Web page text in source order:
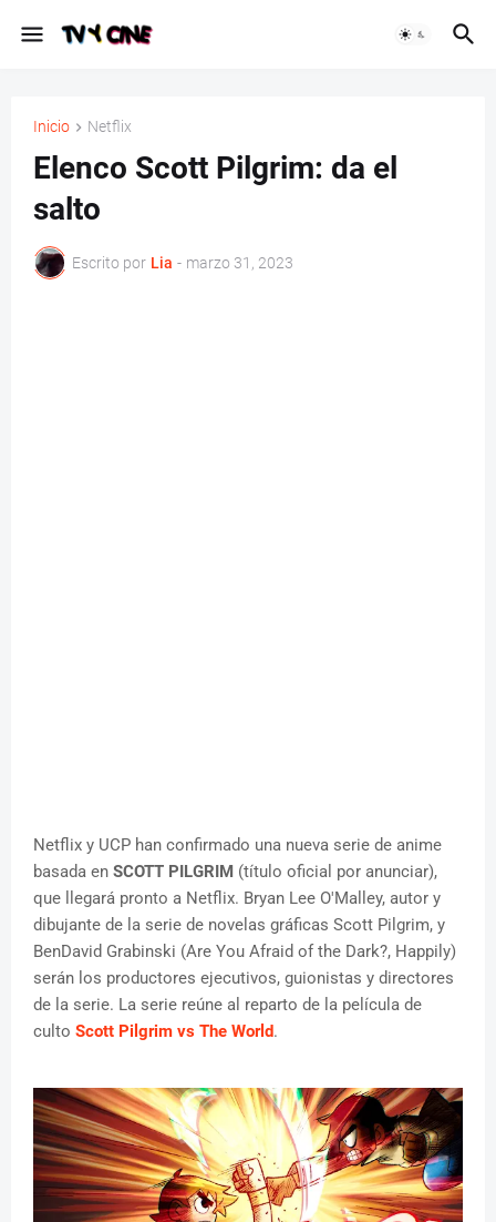
Inicio Netflix
Elenco Scott Pilgrim: da el
salto
Escrito por Lia - marzo 31, 2023
Netflix y UCP han confirmado una nueva serie de anime
basada en SCOTT PILGRIM (título oficial por anunciar),
que llegará pronto a Netflix. Bryan Lee O'Malley, autor y
dibujante de la serie de novelas gráficas Scott Pilgrim, y
BenDavid Grabinski (Are You Afraid of the Dark?, Happily)
serán los productores ejecutivos, guionistas y directores
de la serie. La serie reúne al reparto de la película de
culto Scott Pilgrim vs The World.